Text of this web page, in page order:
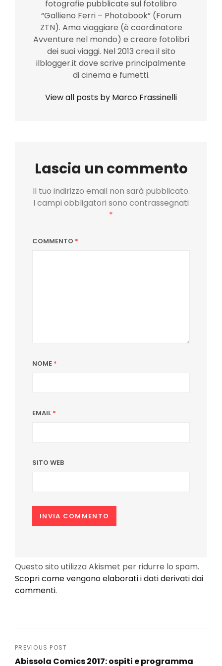
fotografie pubblicate sul fotolibro
“Gallieno Ferri – Photobook” (Forum
ZTN). Ama viaggiare (è coordinatore
Avventure nel mondo) e creare fotolibri
dei suoi viaggi. Nel 2013 crea il sito
ilblogger.it dove scrive principalmente
di cinema e fumetti.
View all posts by Marco Frassinelli
Lascia un commento
Il tuo indirizzo email non sarà pubblicato.
I campi obbligatori sono contrassegnati
*
COMMENTO *
NOME *
EMAIL *
SITO WEB
Questo sito utilizza Akismet per ridurre lo spam.
Scopri come vengono elaborati i dati derivati dai
commenti.
Navigazione
PREVIOUS POST
Abissola Comics 2017: ospiti e programma